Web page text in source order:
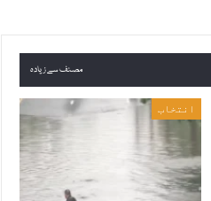
مصنف سے زیادہ
انتخاب